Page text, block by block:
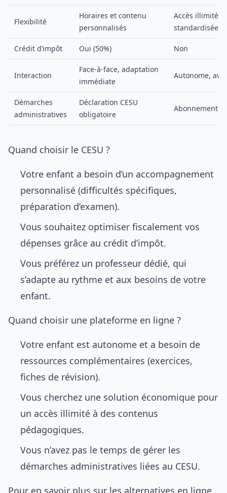
Flexibilité
Horaires et contenu
personnalisés
Accès illimité à
standardisées
Crédit d’impôt Oui (50%) Non
Interaction
Face-à-face, adaptation
immédiate
Autonome,
Démarches
administratives
Déclaration CESU
obligatoire
Abonnement
Quand choisir le CESU ?
Votre enfant a besoin d’un accompagnement
personnalisé (difficultés spécifiques,
préparation d’examen).
Vous souhaitez optimiser fiscalement vos
dépenses grâce au crédit d’impôt.
Vous préférez un professeur dédié, qui
s’adapte au rythme et aux besoins de votre
enfant.
Quand choisir une plateforme en ligne ?
Votre enfant est autonome et a besoin de
ressources complémentaires (exercices,
fiches de révision).
Vous cherchez une solution économique pour
un accès illimité à des contenus
pédagogiques.
Vous n’avez pas le temps de gérer les
démarches administratives liées au CESU.
Pour en savoir plus sur les alternatives en ligne,